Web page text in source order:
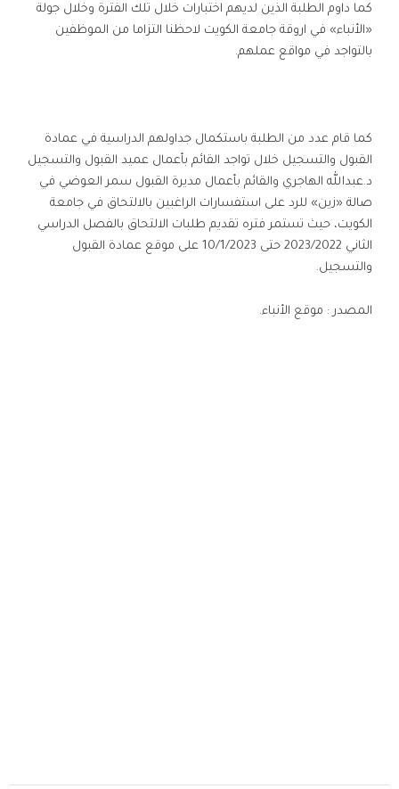
كما داوم الطلبة الذين لديهم اختبارات خلال تلك الفترة وخلال جولة
«الأنباء» في اروقة جامعة الكويت لاحظنا التزاما من الموظفين
بالتواجد في مواقع عملهم.
كما قام عدد من الطلبة باستكمال جداولهم الدراسية في عمادة
القبول والتسجيل خلال تواجد القائم بأعمال عميد القبول والتسجيل
د.عبدالله الهاجري والقائم بأعمال مديرة القبول سمر العوضي في
صالة «زين» للرد على استفسارات الراغبين بالالتحاق في جامعة
الكويت، حيث تستمر فتره تقديم طلبات الالتحاق بالفصل الدراسي
الثاني 2023/2022 حتى 10/1/2023 على موقع عمادة القبول
والتسجيل.
المصدر : موقع الأنباء.